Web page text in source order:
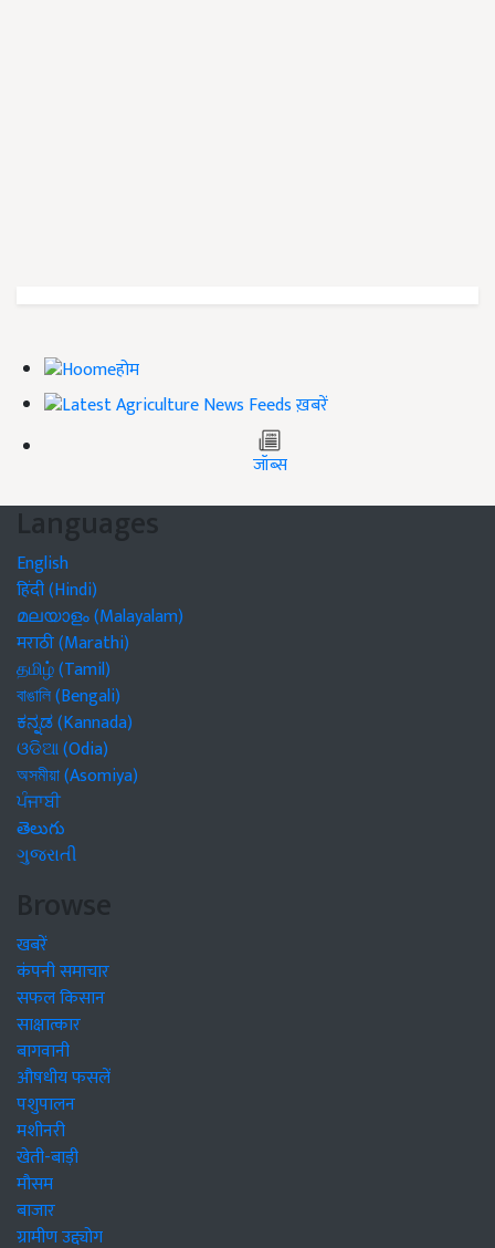
होम
ख़बरें
जॉब्स
Languages
English
हिंदी (Hindi)
മലയാളം (Malayalam)
मराठी (Marathi)
தமிழ் (Tamil)
বাঙালি (Bengali)
ಕನ್ನಡ (Kannada)
ଓଡିଆ (Odia)
অসমীয়া (Asomiya)
ਪੰਜਾਬੀ
తెలుగు
ગુજરાતી
Browse
खबरें
कंपनी समाचार
सफल किसान
साक्षात्कार
बागवानी
औषधीय फसलें
पशुपालन
मशीनरी
खेती-बाड़ी
मौसम
बाजार
ग्रामीण उद्द्योग